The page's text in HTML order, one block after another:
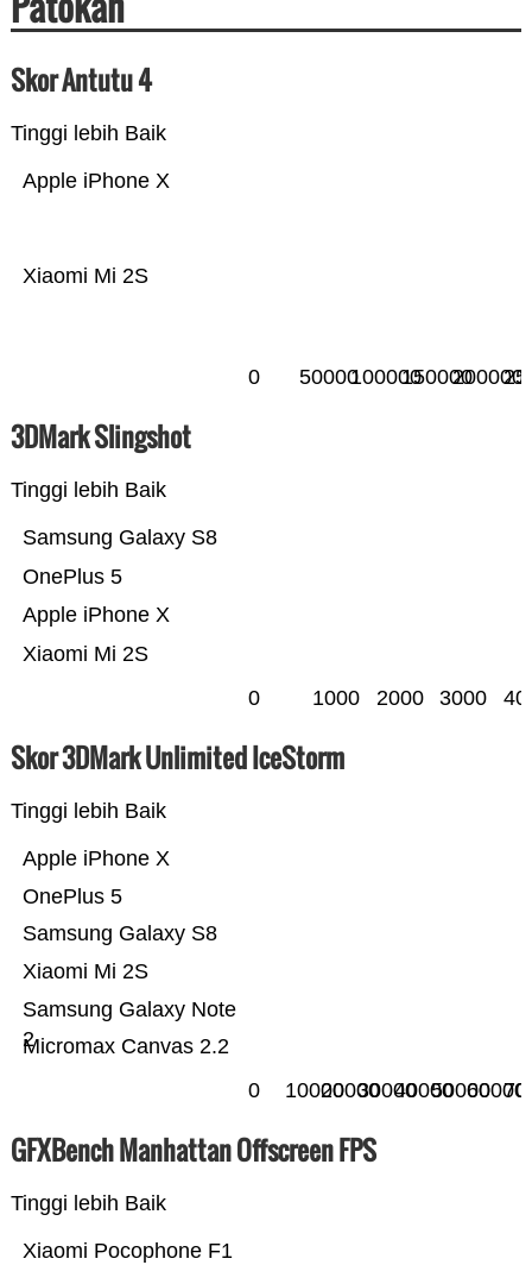
Skor Antutu 4
Tinggi lebih Baik
Xiaomi Mi 2S
Apple iPhone X
0 50000100000150000200000
3DMark Slingshot
Tinggi lebih Baik
Xiaomi Mi 2S
Apple iPhone X
OnePlus 5
Samsung Galaxy S8
0 1000 2000 3000
Skor 3DMark Unlimited IceStorm
Tinggi lebih Baik
Micromax Canvas 2.2
Samsung Galaxy Note
2
Xiaomi Mi 2S
Samsung Galaxy S8
OnePlus 5
Apple iPhone X
0 100002000030000400005000060000
GFXBench Manhattan Offscreen FPS
Tinggi lebih Baik
Xiaomi Pocophone F1